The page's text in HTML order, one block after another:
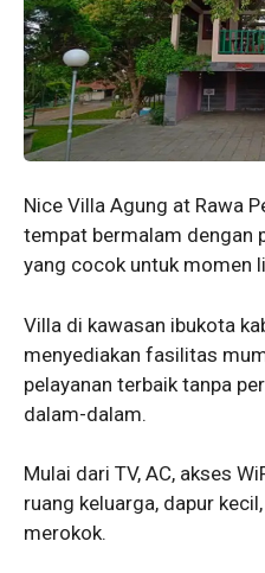
Nice Villa Agung at Rawa
tempat bermalam dengan
yang cocok untuk momen
Villa di kawasan ibukota
menyediakan fasilitas
pelayanan terbaik tanpa
dalam-dalam.
Mulai dari TV, AC, akses
ruang keluarga, dapur
merokok.